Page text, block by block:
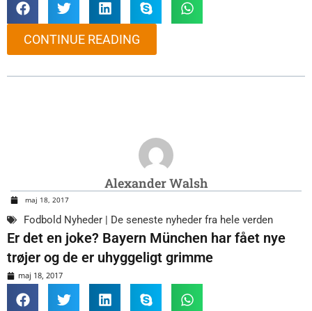
CONTINUE READING
Alexander Walsh
maj 18, 2017
Fodbold Nyheder | De seneste nyheder fra hele verden
Er det en joke? Bayern München har fået nye
trøjer og de er uhyggeligt grimme
maj 18, 2017